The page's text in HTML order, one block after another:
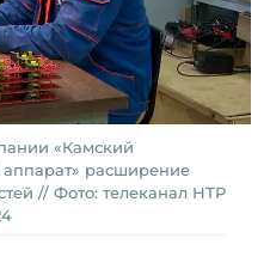
«Камский
аппарат» расширение
// Фото: телеканал НТР